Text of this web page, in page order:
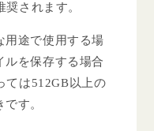
されます。
用途で使用する場
ルを保存する場合
ては512GB以上の
す。